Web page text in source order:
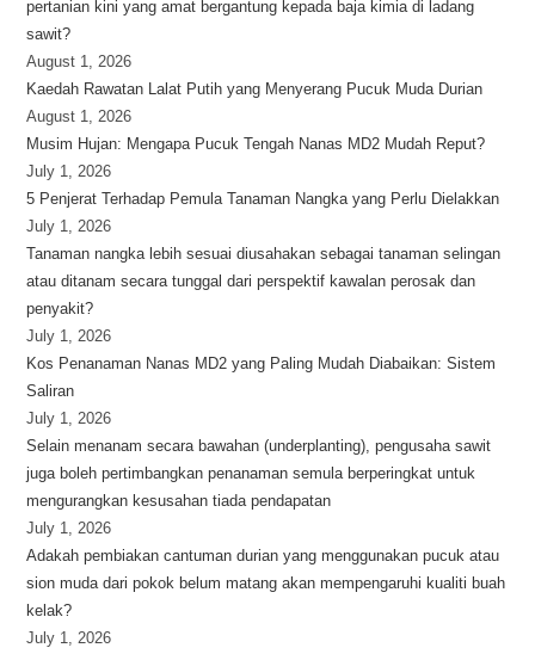
pertanian kini yang amat bergantung kepada baja kimia di ladang
sawit?
August 1, 2026
Kaedah Rawatan Lalat Putih yang Menyerang Pucuk Muda Durian
August 1, 2026
Musim Hujan: Mengapa Pucuk Tengah Nanas MD2 Mudah Reput?
July 1, 2026
5 Penjerat Terhadap Pemula Tanaman Nangka yang Perlu Dielakkan
July 1, 2026
Tanaman nangka lebih sesuai diusahakan sebagai tanaman selingan
atau ditanam secara tunggal dari perspektif kawalan perosak dan
penyakit?
July 1, 2026
Kos Penanaman Nanas MD2 yang Paling Mudah Diabaikan: Sistem
Saliran
July 1, 2026
Selain menanam secara bawahan (underplanting), pengusaha sawit
juga boleh pertimbangkan penanaman semula berperingkat untuk
mengurangkan kesusahan tiada pendapatan
July 1, 2026
Adakah pembiakan cantuman durian yang menggunakan pucuk atau
sion muda dari pokok belum matang akan mempengaruhi kualiti buah
kelak?
July 1, 2026